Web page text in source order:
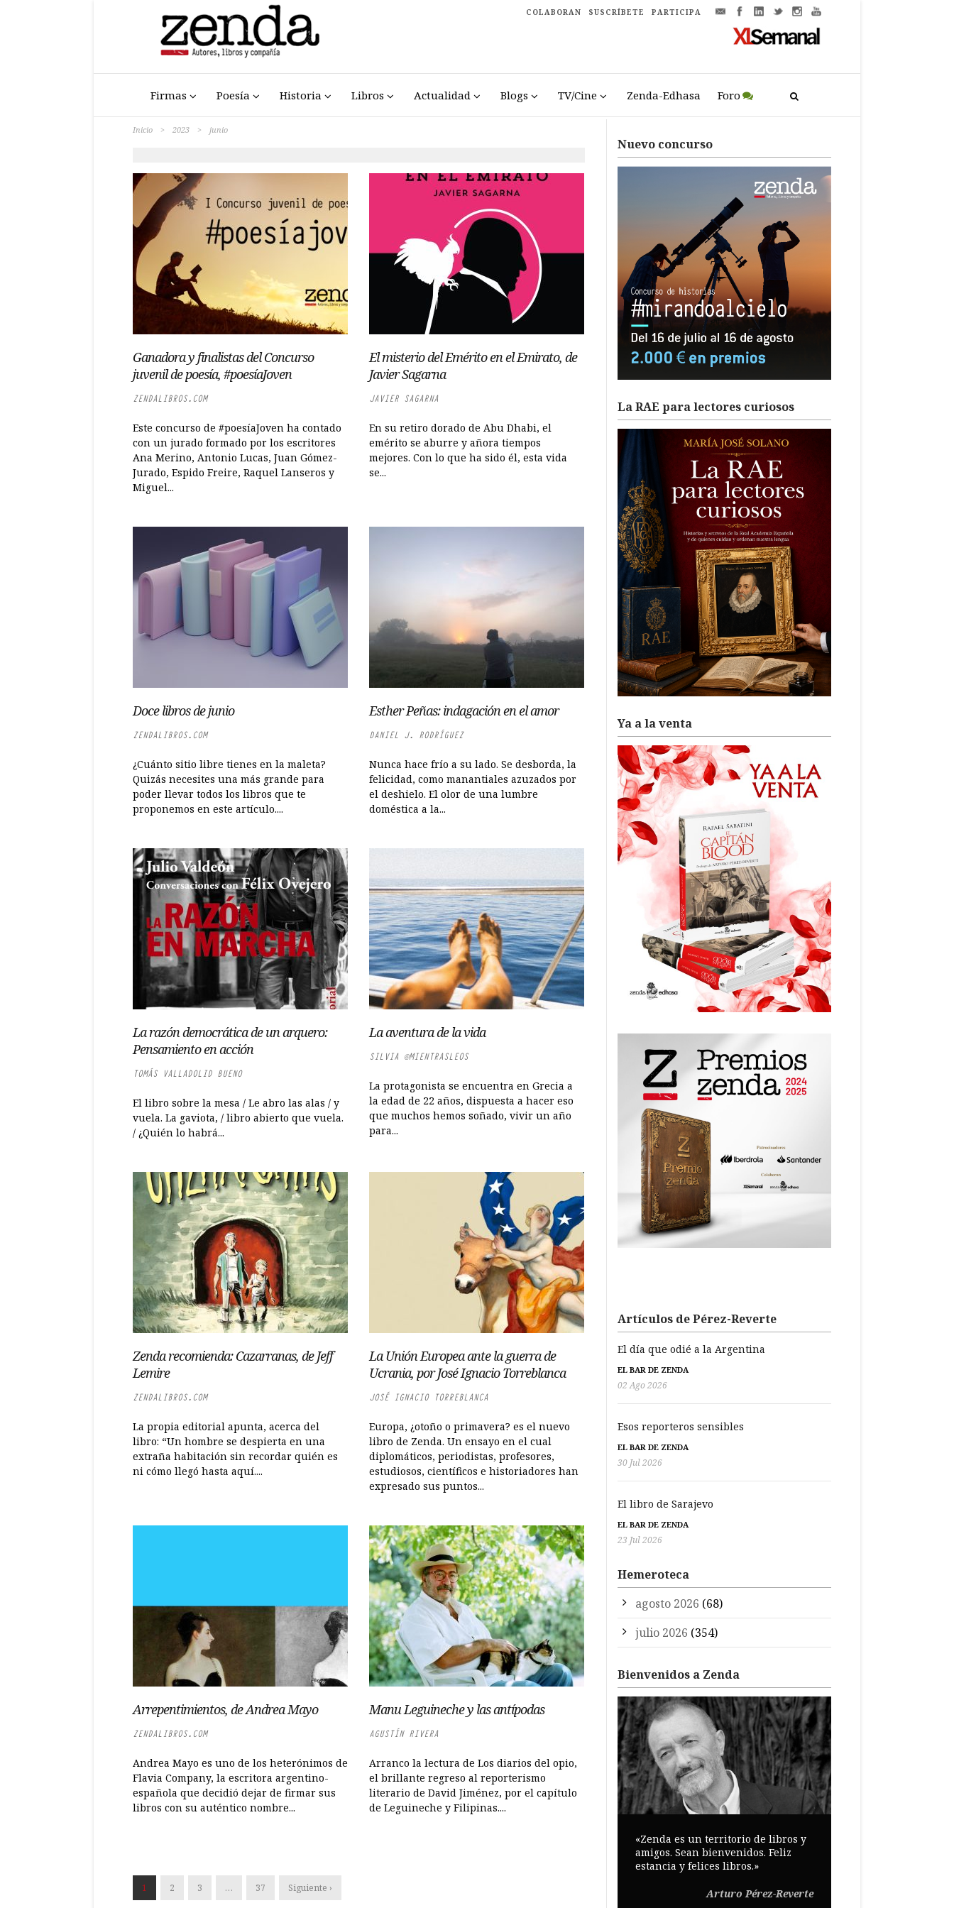
COLABORAN SUSCRÍBETE PARTICIPA
Firmas Poesía Historia Libros Actualidad Blogs TV/Cine Zenda-Edhasa Foro
Inicio > 2023 > junio
Ganadora y finalistas del Concurso
juvenil de poesía, #poesíaJoven
ZENDALIBROS.COM
Este concurso de #poesíaJoven ha contado
con un jurado formado por los escritores
Ana Merino, Antonio Lucas, Juan Gómez-
Jurado, Espido Freire, Raquel Lanseros y
Miguel...
El misterio del Emérito en el Emirato, de
Javier Sagarna
JAVIER SAGARNA
En su retiro dorado de Abu Dhabi, el
emérito se aburre y añora tiempos
mejores. Con lo que ha sido él, esta vida
se...
Doce libros de junio
ZENDALIBROS.COM
¿Cuánto sitio libre tienes en la maleta?
Quizás necesites una más grande para
poder llevar todos los libros que te
proponemos en este artículo....
Esther Peñas: indagación en el amor
DANIEL J. RODRÍGUEZ
Nunca hace frío a su lado. Se desborda, la
felicidad, como manantiales azuzados por
el deshielo. El olor de una lumbre
doméstica a la...
La razón democrática de un arquero:
Pensamiento en acción
TOMÁS VALLADOLID BUENO
El libro sobre la mesa / Le abro las alas / y
vuela. La gaviota, / libro abierto que vuela.
/ ¿Quién lo habrá...
La aventura de la vida
SILVIA @MIENTRASLEOS
La protagonista se encuentra en Grecia a
la edad de 22 años, dispuesta a hacer eso
que muchos hemos soñado, vivir un año
para...
Zenda recomienda: Cazarranas, de Jeff
Lemire
ZENDALIBROS.COM
La propia editorial apunta, acerca del
libro: “Un hombre se despierta en una
extraña habitación sin recordar quién es
ni cómo llegó hasta aquí....
La Unión Europea ante la guerra de
Ucrania, por José Ignacio Torreblanca
JOSÉ IGNACIO TORREBLANCA
Europa, ¿otoño o primavera? es el nuevo
libro de Zenda. Un ensayo en el cual
diplomáticos, periodistas, profesores,
estudiosos, científicos e historiadores han
expresado sus puntos...
Arrepentimientos, de Andrea Mayo
ZENDALIBROS.COM
Andrea Mayo es uno de los heterónimos de
Flavia Company, la escritora argentino-
española que decidió dejar de firmar sus
libros con su auténtico nombre...
Manu Leguineche y las antípodas
AGUSTÍN RIVERA
Arranco la lectura de Los diarios del opio,
el brillante regreso al reporterismo
literario de David Jiménez, por el capítulo
de Leguineche y Filipinas....
1 2 3 … 37 Siguiente ›
Nuevo concurso
La RAE para lectores curiosos
Ya a la venta
Artículos de Pérez-Reverte
El día que odié a la Argentina
EL BAR DE ZENDA
02 Ago 2026
Esos reporteros sensibles
EL BAR DE ZENDA
30 Jul 2026
El libro de Sarajevo
EL BAR DE ZENDA
23 Jul 2026
Hemeroteca
agosto 2026 (68)
julio 2026 (354)
Bienvenidos a Zenda
«Zenda es un territorio de libros y
amigos. Sean bienvenidos. Feliz
estancia y felices libros.»
Arturo Pérez-Reverte